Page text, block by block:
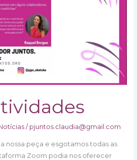
/ pjuntos.claudia@gmail.com
nossa peça e esgotamos todas as
Zoom podia nos oferecer